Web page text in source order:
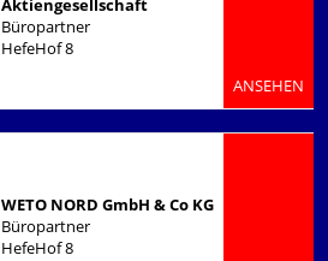
Aktiengesellschaft
Büropartner
HefeHof 8
ANSEHEN
WETO NORD GmbH & Co KG
Büropartner
HefeHof 8